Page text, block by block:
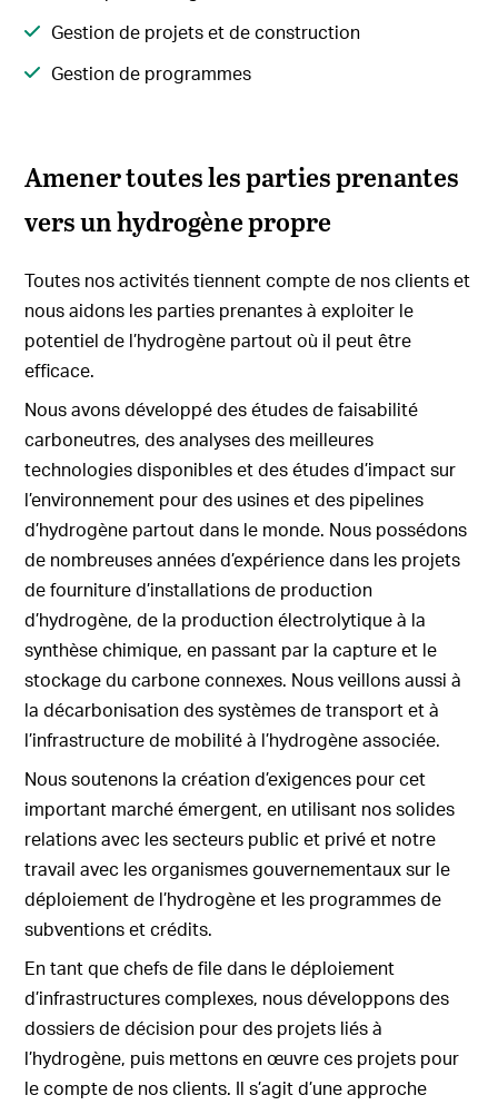
Gestion de projets et de construction
Gestion de programmes
Amener toutes les parties prenantes
vers un hydrogène propre
Toutes nos activités tiennent compte de nos clients et
nous aidons les parties prenantes à exploiter le
potentiel de l’hydrogène partout où il peut être
efficace.
Nous avons développé des études de faisabilité
carboneutres, des analyses des meilleures
technologies disponibles et des études d’impact sur
l’environnement pour des usines et des pipelines
d’hydrogène partout dans le monde. Nous possédons
de nombreuses années d’expérience dans les projets
de fourniture d’installations de production
d’hydrogène, de la production électrolytique à la
synthèse chimique, en passant par la capture et le
stockage du carbone connexes. Nous veillons aussi à
la décarbonisation des systèmes de transport et à
l’infrastructure de mobilité à l’hydrogène associée.
Nous soutenons la création d’exigences pour cet
important marché émergent, en utilisant nos solides
relations avec les secteurs public et privé et notre
travail avec les organismes gouvernementaux sur le
déploiement de l’hydrogène et les programmes de
subventions et crédits.
En tant que chefs de file dans le déploiement
d’infrastructures complexes, nous développons des
dossiers de décision pour des projets liés à
l’hydrogène, puis mettons en œuvre ces projets pour
le compte de nos clients. Il s’agit d’une approche